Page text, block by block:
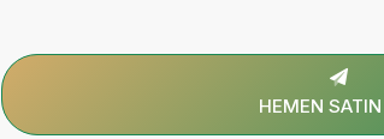
HEMEN